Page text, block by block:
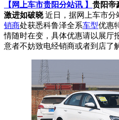
【网上车市贵阳分站讯 】 贵阳帝
激进如破晓近日，据网上车市分
销商处获悉科鲁泽全系车型优惠
情随时在变，具体优惠请以展厅
意者不妨致电经销商或者到店了